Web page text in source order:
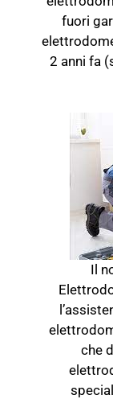
fuori
2 anni fa
Il
che